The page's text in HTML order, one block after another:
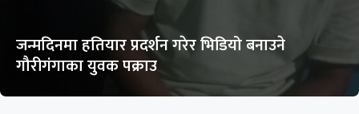
जन्मदिनमा हतियार प्रदर्शन गरेर भिडियो बनाउने
गौरीगंगाका युवक पक्राउ